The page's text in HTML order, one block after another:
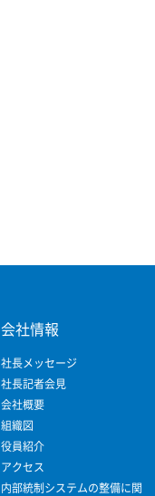
会社情報
社長メッセージ
社長記者会見
会社概要
組織図
役員紹介
アクセス
内部統制システムの整備に関